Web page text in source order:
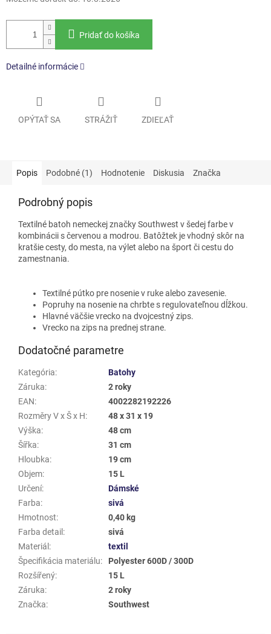
Pridať do košíka
Detailné informácie
OPÝTAŤ SA STRÁŽIŤ ZDIEĽAŤ
Popis Podobné (1) Hodnotenie Diskusia Značka
Podrobný popis
Textilné batoh nemeckej značky Southwest v šedej farbe v
kombinácii s červenou a modrou. Batôžtek je vhodný skôr na
kratšie cesty, do mesta, na výlet alebo na šport či cestu do
zamestnania.
Textilné pútko pre nosenie v ruke alebo zavesenie.
Popruhy na nosenie na chrbte s regulovateľnou dĺžkou.
Hlavné väčšie vrecko na dvojcestný zips.
Vrecko na zips na prednej strane.
Dodatočné parametre
Kategória:
Batohy
Záruka:
2 roky
EAN:
4002282192226
Rozměry V x Š x H:
48 x 31 x 19
Výška:
48 cm
Šířka:
31 cm
Hloubka:
19 cm
Objem:
15 L
Určení:
Dámské
Farba:
sivá
Hmotnost:
0,40 kg
Farba detail :
sivá
Materiál :
textil
Špecifikácia materiálu:
Polyester 600D / 300D
Rozšířený:
15 L
Záruka:
2 roky
Značka: Southwest